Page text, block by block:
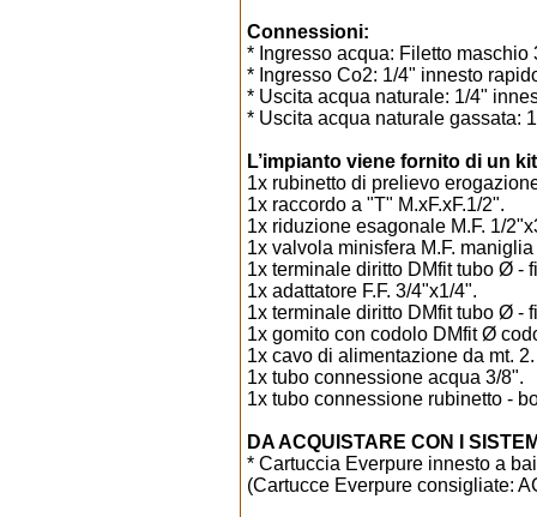
Connessioni:
* Ingresso acqua: Filetto
* Ingresso Co2: 1/4" innesto
* Uscita acqua naturale: 1/4"
* Uscita acqua naturale gassata:
L’impianto viene fornito di un
1x rubinetto di prelievo
1x raccordo a "T" M.xF.xF.1/2".
1x riduzione esagonale M.F. 1/
1x valvola minisfera M.F.
1x terminale diritto DMfit tubo Ø -
1x adattatore F.F. 3/4"x1/4".
1x terminale diritto DMfit tubo Ø -
1x gomito con codolo DMfit Ø
1x cavo di alimentazione da mt. 2.
1x tubo connessione acqua 3/8".
1x tubo connessione rubinetto -
DA ACQUISTARE CON I
* Cartuccia Everpure innesto a
(Cartucce Everpure consigliate: